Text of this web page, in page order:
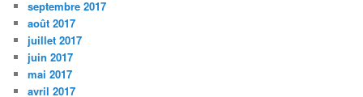
septembre 2017
août 2017
juillet 2017
juin 2017
mai 2017
avril 2017